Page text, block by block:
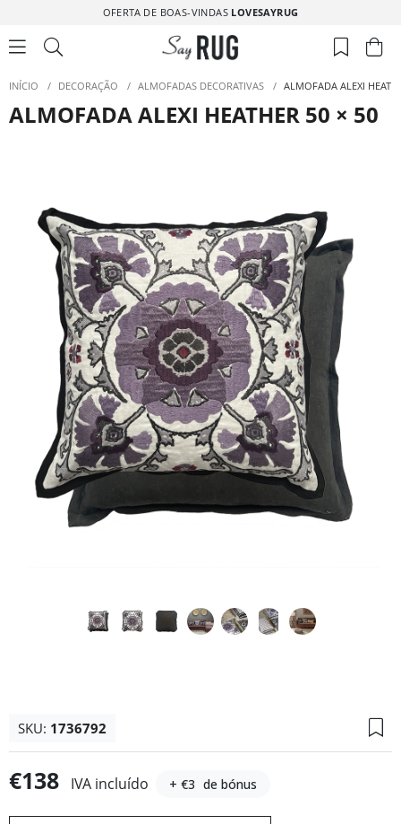
OFERTA DE BOAS-VINDAS LOVESAYRUG
INÍCIO / DECORAÇÃO / ALMOFADAS DECORATIVAS / ALMOFADA ALEXI
ALMOFADA ALEXI HEATHER 50 × 50
SKU: 1736792
€138 IVA incluído + €3 de bónus